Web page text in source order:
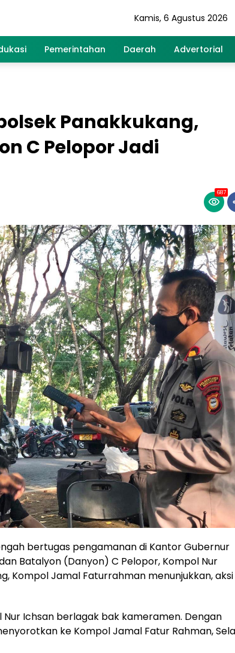
Kamis, 6 Agustus 2026
Pemerintahan Daerah Advertorial
Panakkukang,
C Pelopor Jadi
687
bertugas pengamanan di Kantor Gubernur
Batalyon (Danyon) C Pelopor, Kompol Nur
Kompol Jamal Faturrahman menunjukkan, aksi
Nur Ichsan berlagak bak kameramen. Dengan
ke Kompol Jamal Fatur Rahman,